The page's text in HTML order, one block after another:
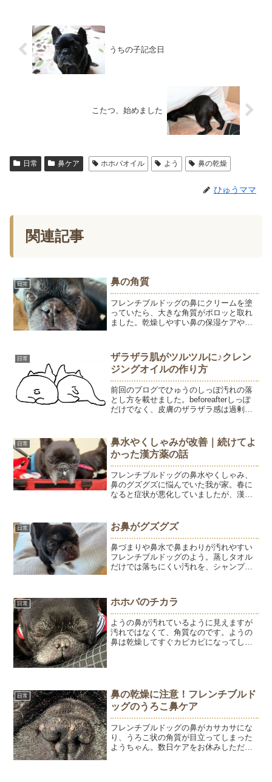
うちの子記念日
こたつ、始めました
日常 鼻ケア ホホバオイル よう 鼻の乾燥
ひゅうママ
関連記事
日常 鼻の角質
フレンチブルドッグの鼻にクリームを塗
っていたら、大きな角質がポロッと取れ
ました。乾燥しやすい鼻の保湿ケアや、
日常
ザラザラ肌がツルツルに♪クレン
ジングオイルの作り方
前回のブログでひゅうのしっぽ汚れの落
とし方を載せました。beforeafterしっぽ
だけでなく、皮膚のザラザラ感は過剰に
で落とすのが一番！メイク落としのオイ
ルクレンジン...
日常
鼻水やくしゃみが改善｜続けてよ
かった漢方薬の話
フレンチブルドッグの鼻水やくしゃみ、
鼻のグズグズに悩んでいた我が家。春に
なると症状が悪化していましたが、漢方
トラブルとの向き合い方をご紹介しま
す。
日常 お鼻がグズグズ
鼻づまりや鼻水で鼻まわりが汚れやすい
フレンチブルドッグのよう。蒸しタオル
だけでは落ちにくい汚れを、シャンプー
ご紹介します。
日常 ホホバのチカラ
ようの鼻が汚れているように見えますが
汚れではなくて、角質なのです。ようの
鼻は乾燥してすぐカピカピになってしま
日常
鼻の乾燥に注意！フレンチブルド
ッグのうろこ鼻ケア
フレンチブルドッグの鼻がカサカサにな
り、うろこ状の角質が目立ってしまった
ようちゃん。数日ケアをお休みしただけ